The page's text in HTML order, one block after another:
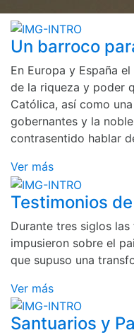
Un barroco
En Europa y España
de la riqueza y poder
Católica, así como
gobernantes y la
contrasentido hablar
Ver más
Testimonios
Durante tres siglos
impusieron sobre el
que supuso una
Ver más
Santuarios y